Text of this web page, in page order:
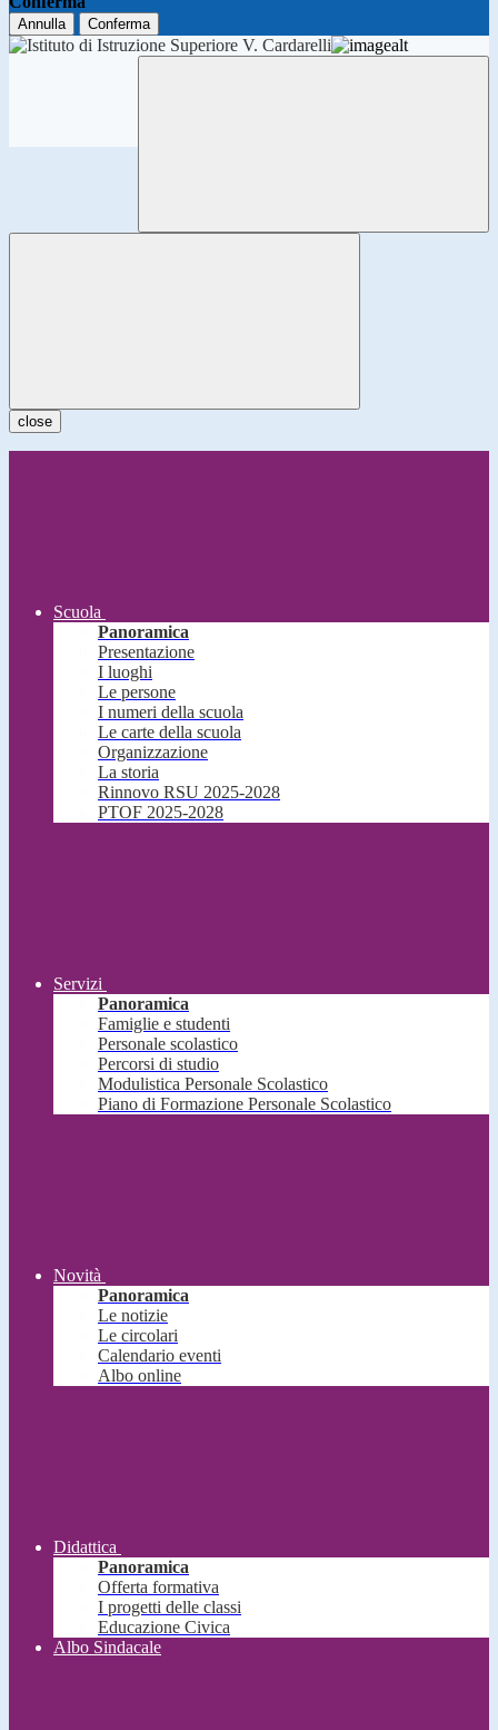
Annulla Conferma
close
Scuola
Panoramica
Presentazione
I luoghi
Le persone
I numeri della scuola
Le carte della scuola
Organizzazione
La storia
Rinnovo RSU 2025-2028
PTOF 2025-2028
Servizi
Panoramica
Famiglie e studenti
Personale scolastico
Percorsi di studio
Modulistica Personale Scolastico
Piano di Formazione Personale Scolastico
Novità
Panoramica
Le notizie
Le circolari
Calendario eventi
Albo online
Didattica
Panoramica
Offerta formativa
I progetti delle classi
Educazione Civica
Albo Sindacale